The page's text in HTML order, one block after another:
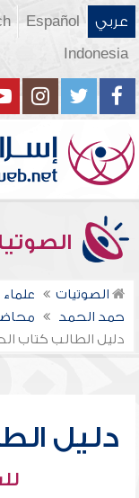
عربي Español
Indonesia
الصوتيات
حمد الحمد
دليل الطالب كتاب
دليل